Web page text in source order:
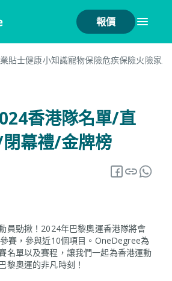
報價
貼士健康小知識寵物保險危疾保險火險家
香港隊名單/直
幕禮/金牌榜
員勁揪！2024年巴黎奧運香港隊將會
賽，參與近10個項目。OneDegree為
名單以及賽程，讓我們一起為香港運動
黎奧運的非凡時刻！